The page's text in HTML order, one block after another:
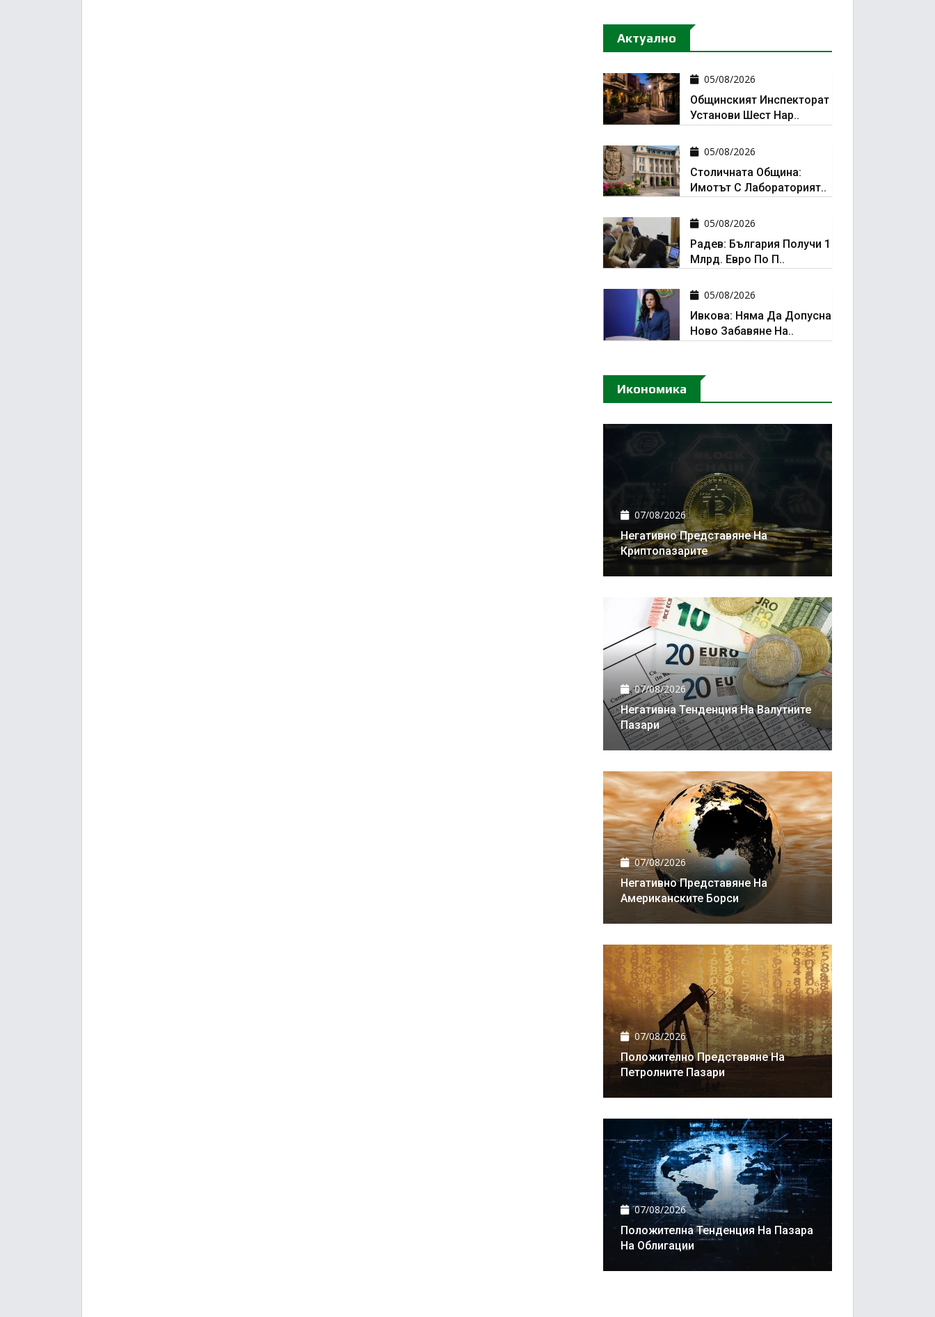
Актуално
05/08/2026
Общинският Инспекторат
Установи Шест Нар..
05/08/2026
Столичната Община:
Имотът С Лабораторият..
05/08/2026
Радев: България Получи 1
Млрд. Евро По П..
05/08/2026
Ивкова: Няма Да Допусна
Ново Забавяне На..
Икономика
07/08/2026
Негативно Представяне На
Криптопазарите
07/08/2026
Негативна Тенденция На Валутните
Пазари
07/08/2026
Негативно Представяне На
Американските Борси
07/08/2026
Положително Представяне На
Петролните Пазари
07/08/2026
Положителна Тенденция На Пазара
На Облигации